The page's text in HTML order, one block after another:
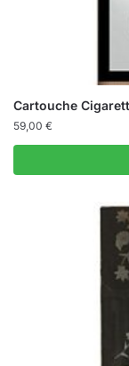
Cartouche
59,00 €